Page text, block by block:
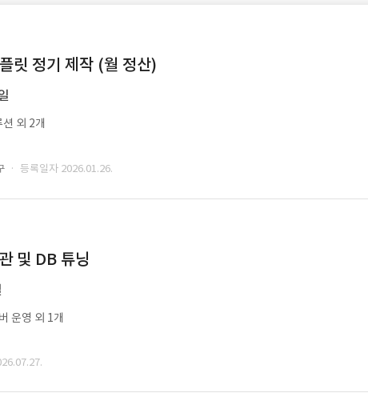
릿 정기 제작 (월 정산)
외 2개
· 등록일자 2026.01.26.
및 DB 튜닝
운영 외 1개